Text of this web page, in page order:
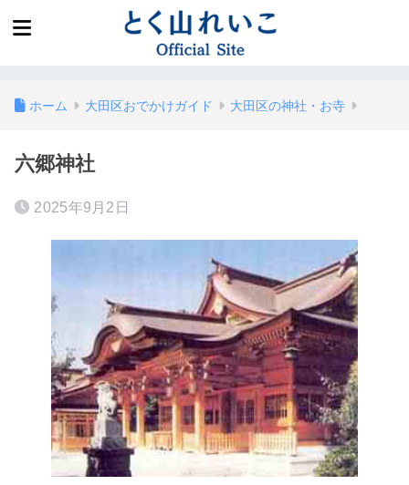
ホーム 大田区おでかけガイド 大田区の神社・お寺
六郷神社
2025年9月2日